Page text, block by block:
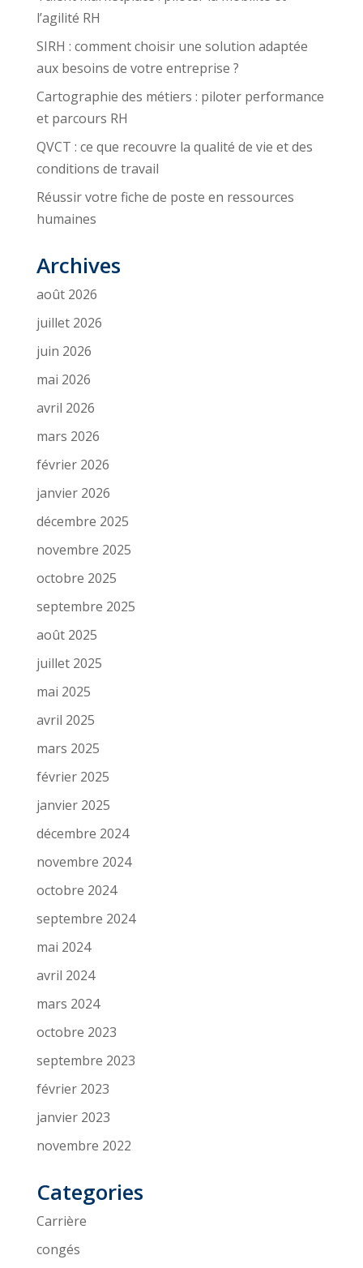
l’agilité RH
SIRH : comment choisir une solution adaptée
aux besoins de votre entreprise ?
Cartographie des métiers : piloter performance
et parcours RH
QVCT : ce que recouvre la qualité de vie et des
conditions de travail
Réussir votre fiche de poste en ressources
humaines
Archives
août 2026
juillet 2026
juin 2026
mai 2026
avril 2026
mars 2026
février 2026
janvier 2026
décembre 2025
novembre 2025
octobre 2025
septembre 2025
août 2025
juillet 2025
mai 2025
avril 2025
mars 2025
février 2025
janvier 2025
décembre 2024
novembre 2024
octobre 2024
septembre 2024
mai 2024
avril 2024
mars 2024
octobre 2023
septembre 2023
février 2023
janvier 2023
novembre 2022
Categories
Carrière
congés